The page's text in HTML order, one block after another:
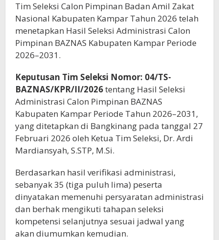
Tim Seleksi Calon Pimpinan Badan Amil Zakat
Nasional Kabupaten Kampar Tahun 2026 telah
menetapkan Hasil Seleksi Administrasi Calon
Pimpinan BAZNAS Kabupaten Kampar Periode
2026–2031.
Keputusan Tim Seleksi Nomor: 04/TS-
BAZNAS/KPR/II/2026tentang Hasil Seleksi
Administrasi Calon Pimpinan BAZNAS
Kabupaten Kampar Periode Tahun 2026–2031,
yang ditetapkan di Bangkinang pada tanggal 27
Februari 2026 oleh Ketua Tim Seleksi, Dr. Ardi
Mardiansyah, S.STP, M.Si.
Berdasarkan hasil verifikasi administrasi,
sebanyak 35 (tiga puluh lima) peserta
dinyatakan memenuhi persyaratan administrasi
dan berhak mengikuti tahapan seleksi
kompetensi selanjutnya sesuai jadwal yang
akan diumumkan kemudian.